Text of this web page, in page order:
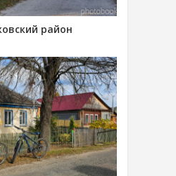
район